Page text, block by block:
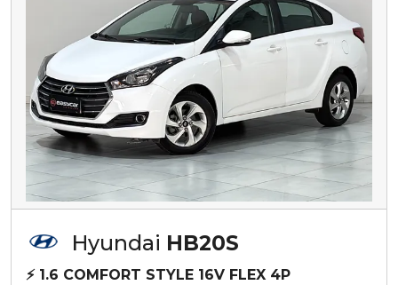
Hyundai HB20S
⚡ 1.6 COMFORT STYLE 16V FLEX 4P